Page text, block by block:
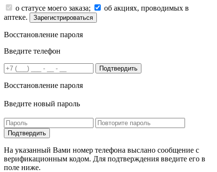
о статусе моего заказа;
об акциях, проводимых в
аптеке.
Зарегистрироваться
Восстановление пароля
Введите телефон
Подтвердить
Восстановление пароля
Введите новый пароль
На указанный Вами номер телефона выслано сообщение с
верификационным кодом. Для подтверждения введите его в
поле ниже.